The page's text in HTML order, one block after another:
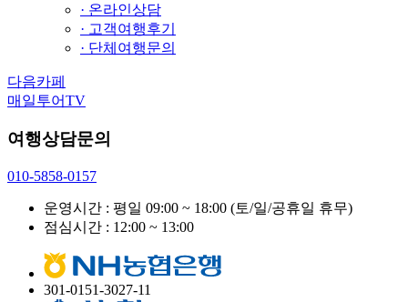
· 온라인상담
· 고객여행후기
· 단체여행문의
다음카페
매일투어TV
여행상담문의
010-5858-0157
운영시간 : 평일 09:00 ~ 18:00 (토/일/공휴일 휴무)
점심시간 : 12:00 ~ 13:00
301-0151-3027-11